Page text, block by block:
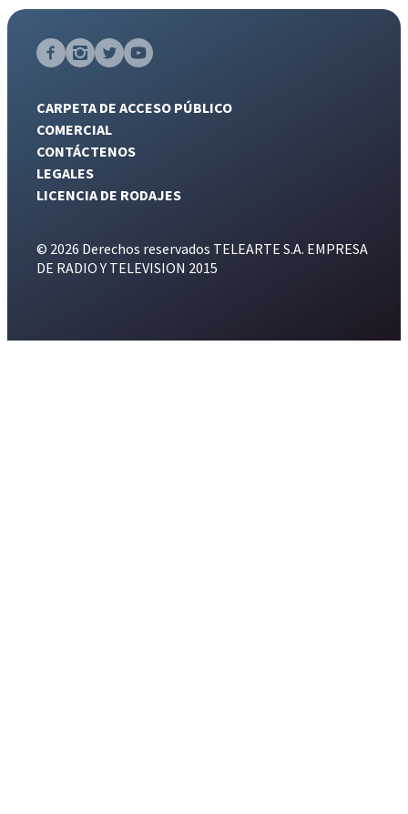
CARPETA DE ACCESO PÚBLICO
COMERCIAL
CONTÁCTENOS
LEGALES
LICENCIA DE RODAJES
© 2026 Derechos reservados TELEARTE S.A. EMPRESA
DE RADIO Y TELEVISION 2015